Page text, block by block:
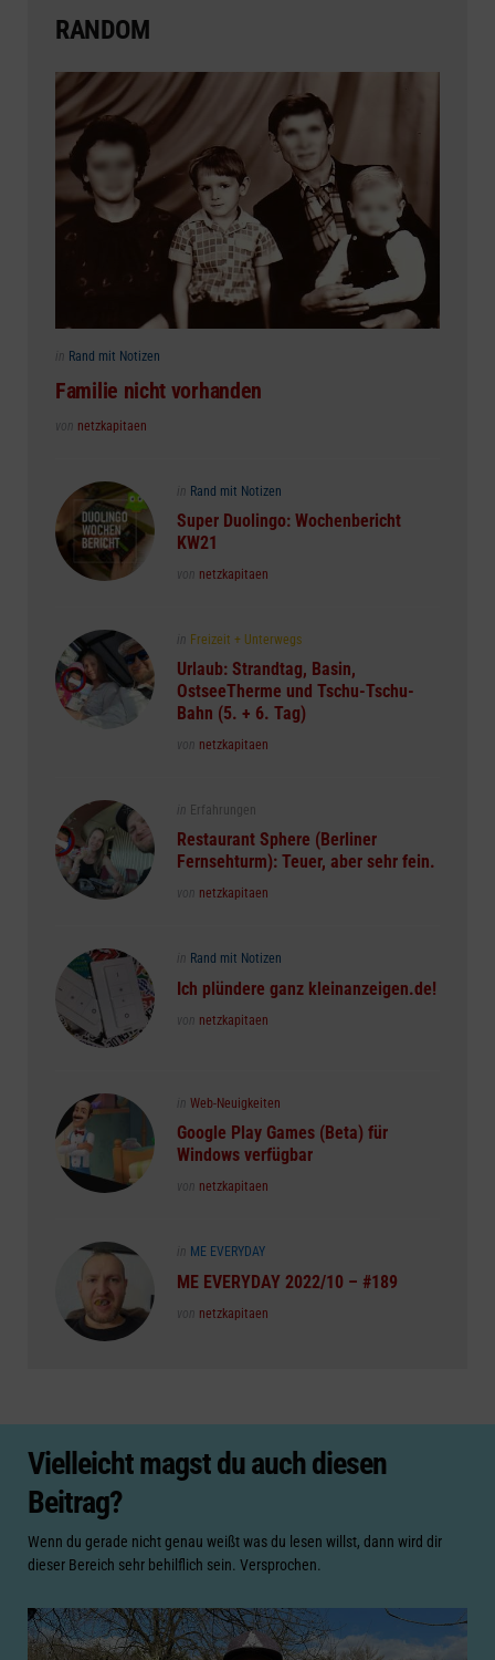
RANDOM
Posted
in Rand mit Notizen
Familie nicht vorhanden
Posted
von netzkapitaen
Posted
in
in Rand mit Notizen
Super Duolingo: Wochenbericht
KW21
Posted
von netzkapitaen
Posted
in
in Freizeit + Unterwegs
Urlaub: Strandtag, Basin,
OstseeTherme und Tschu-Tschu-
Bahn (5. + 6. Tag)
Posted
von netzkapitaen
Posted
in
in Erfahrungen
Restaurant Sphere (Berliner
Fernsehturm): Teuer, aber sehr fein.
Posted
von netzkapitaen
Posted
in Rand mit Notizen
Ich plündere ganz kleinanzeigen.de!
Posted
von netzkapitaen
Posted
in
in Web-Neuigkeiten
Google Play Games (Beta) für
Windows verfügbar
Posted
von netzkapitaen
Posted
in ME EVERYDAY
ME EVERYDAY 2022/10 – #189
Posted
von netzkapitaen
Vielleicht magst du auch diesen
Beitrag?
Wenn du gerade nicht genau weißt was du lesen willst, dann wird dir
dieser Bereich sehr behilflich sein. Versprochen.